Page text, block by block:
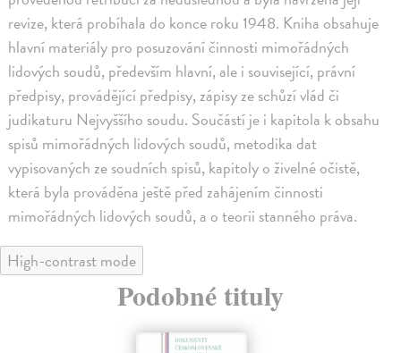
revize, která probíhala do konce roku 1948. Kniha obsahuje
hlavní materiály pro posuzování činnosti mimořádných
lidových soudů, především hlavní, ale i související, právní
předpisy, provádějící předpisy, zápisy ze schůzí vlád či
judikaturu Nejvyššího soudu. Součástí je i kapitola k obsahu
spisů mimořádných lidových soudů, metodika dat
vypisovaných ze soudních spisů, kapitoly o živelné očistě,
která byla prováděna ještě před zahájením činnosti
mimořádných lidových soudů, a o teorii stanného práva.
High-contrast mode
Podobné tituly